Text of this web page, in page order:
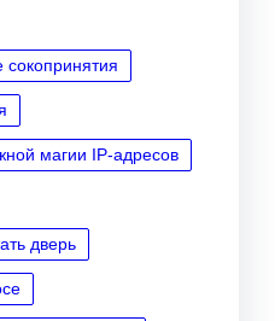
магии IP‑адресов
дверь